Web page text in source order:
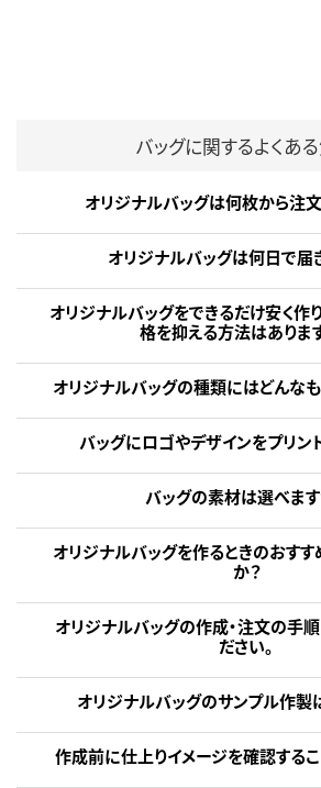
バッグに関するよくあ
オリジナルバッグは何枚から注
オリジナルバッグは何日で届
オリジナルバッグをできるだけ安く作
格を抑える方法はありま
オリジナルバッグの種類にはどんな
バッグにロゴやデザインをプリン
バッグの素材は選べます
オリジナルバッグを作るときのおす
か？
オリジナルバッグの作成・注文の手
ださい。
オリジナルバッグのサンプル作製
作成前に仕上りイメージを確認する